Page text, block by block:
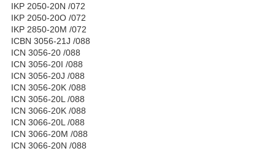
IKP 2050-20N /072
IKP 2050-20O /072
IKP 2850-20M /072
ICBN 3056-21J /088
ICN 3056-20 /088
ICN 3056-20I /088
ICN 3056-20J /088
ICN 3056-20K /088
ICN 3056-20L /088
ICN 3066-20K /088
ICN 3066-20L /088
ICN 3066-20M /088
ICN 3066-20N /088